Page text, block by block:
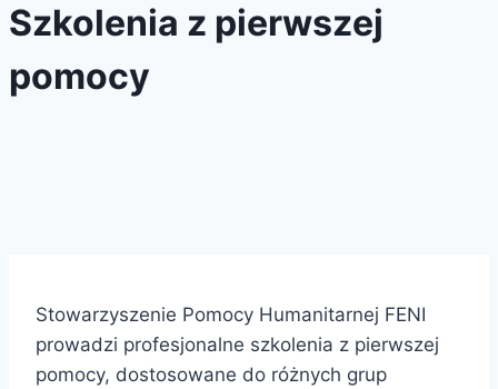
Szkolenia z pierwszej
pomocy
Stowarzyszenie Pomocy Humanitarnej FENI
prowadzi profesjonalne szkolenia z pierwszej
pomocy, dostosowane do różnych grup